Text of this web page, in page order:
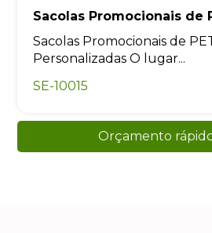
Sacolas Promocionais de
Sacolas Promocionais de
Personalizadas O lugar...
SE-10015
Orçamento